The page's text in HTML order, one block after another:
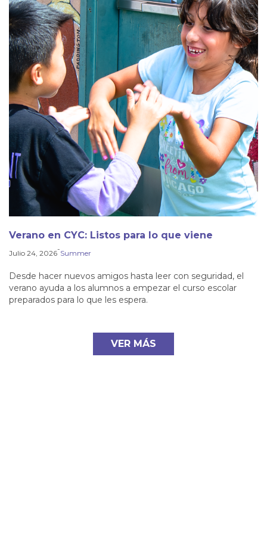
Verano en CYC: Listos para lo que viene
Julio 24, 2026-Summer
Desde hacer nuevos amigos hasta leer con seguridad, el
verano ayuda a los alumnos a empezar el curso escolar
preparados para lo que les espera.
VER MÁS